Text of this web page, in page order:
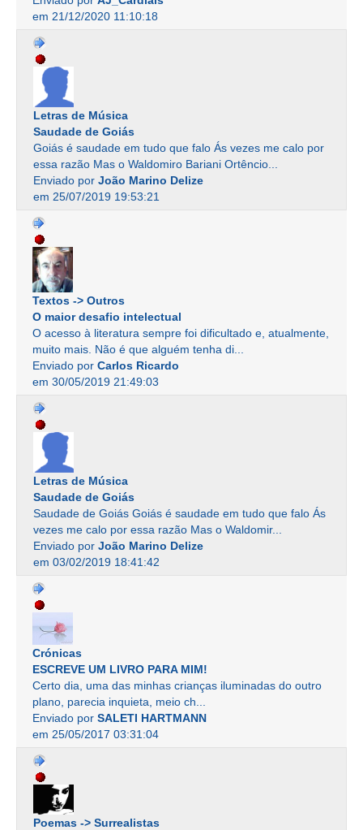
em 21/12/2020 11:10:18
Letras de Música
Saudade de Goiás
Goiás é saudade em tudo que falo Ás vezes me calo por
essa razão Mas o Waldomiro Bariani Ortêncio...
Enviado por João Marino Delize
em 25/07/2019 19:53:21
Textos -> Outros
O maior desafio intelectual
O acesso à literatura sempre foi dificultado e, atualmente,
muito mais. Não é que alguém tenha di...
Enviado por Carlos Ricardo
em 30/05/2019 21:49:03
Letras de Música
Saudade de Goiás
Saudade de Goiás Goiás é saudade em tudo que falo Ás
vezes me calo por essa razão Mas o Waldomir...
Enviado por João Marino Delize
em 03/02/2019 18:41:42
Crónicas
ESCREVE UM LIVRO PARA MIM!
Certo dia, uma das minhas crianças iluminadas do outro
plano, parecia inquieta, meio ch...
Enviado por SALETI HARTMANN
em 25/05/2017 03:31:04
Poemas -> Surrealistas